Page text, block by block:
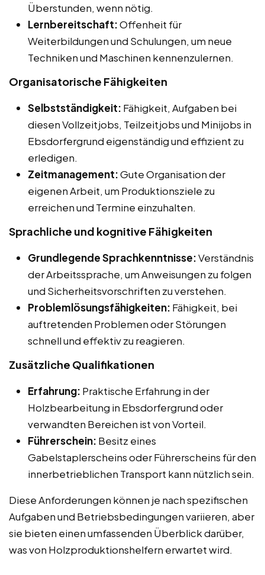
Überstunden, wenn nötig.
Lernbereitschaft:Offenheit für
Weiterbildungen und Schulungen, um neue
Techniken und Maschinen kennenzulernen.
Organisatorische Fähigkeiten
Selbstständigkeit: Fähigkeit, Aufgaben bei
diesen Vollzeitjobs, Teilzeitjobs und Minijobs in
Ebsdorfergrund eigenständig und effizient zu
erledigen.
Zeitmanagement:Gute Organisation der
eigenen Arbeit, um Produktionsziele zu
erreichen und Termine einzuhalten.
Sprachliche und kognitive Fähigkeiten
Grundlegende Sprachkenntnisse:Verständnis
der Arbeitssprache, um Anweisungen zu folgen
und Sicherheitsvorschriften zu verstehen.
Problemlösungsfähigkeiten: Fähigkeit, bei
auftretenden Problemen oder Störungen
schnell und effektiv zu reagieren.
Zusätzliche Qualifikationen
Erfahrung: Praktische Erfahrung in der
Holzbearbeitung in Ebsdorfergrund oder
verwandten Bereichen ist von Vorteil.
Führerschein: Besitz eines
Gabelstaplerscheins oder Führerscheins für den
innerbetrieblichen Transport kann nützlich sein.
Diese Anforderungen können je nach spezifischen
Aufgaben und Betriebsbedingungen variieren, aber
sie bieten einen umfassenden Überblick darüber,
was von Holzproduktionshelfern erwartet wird.